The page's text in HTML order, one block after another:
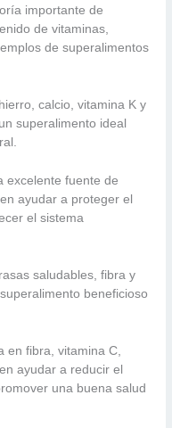
importante de
de vitaminas,
de superalimentos
calcio, vitamina K y
superalimento ideal
excelente fuente de
ayudar a proteger el
el sistema
saludables, fibra y
beneficioso
en fibra, vitamina C,
ayudar a reducir el
una buena salud